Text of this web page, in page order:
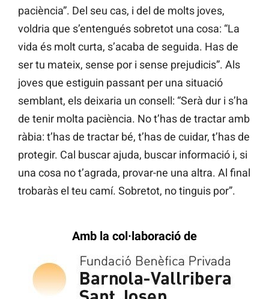
paciència”. Del seu cas, i del de molts joves,
voldria que s’entengués sobretot una cosa: “La
vida és molt curta, s’acaba de seguida. Has de
ser tu mateix, sense por i sense prejudicis”. Als
joves que estiguin passant per una situació
semblant, els deixaria un consell: “Serà dur i s’ha
de tenir molta paciència. No t’has de tractar amb
ràbia: t’has de tractar bé, t’has de cuidar, t’has de
protegir. Cal buscar ajuda, buscar informació i, si
una cosa no t’agrada, provar-ne una altra. Al final
trobaràs el teu camí. Sobretot, no tinguis por”.
Amb la col·laboració de